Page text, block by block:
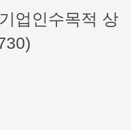
업인수목적 상